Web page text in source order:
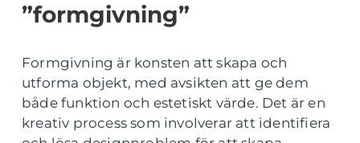
”formgivning”
Formgivning är konsten att skapa och
utforma objekt, med avsikten att ge dem
både funktion och estetiskt värde. Det är en
kreativ process som involverar att identifiera